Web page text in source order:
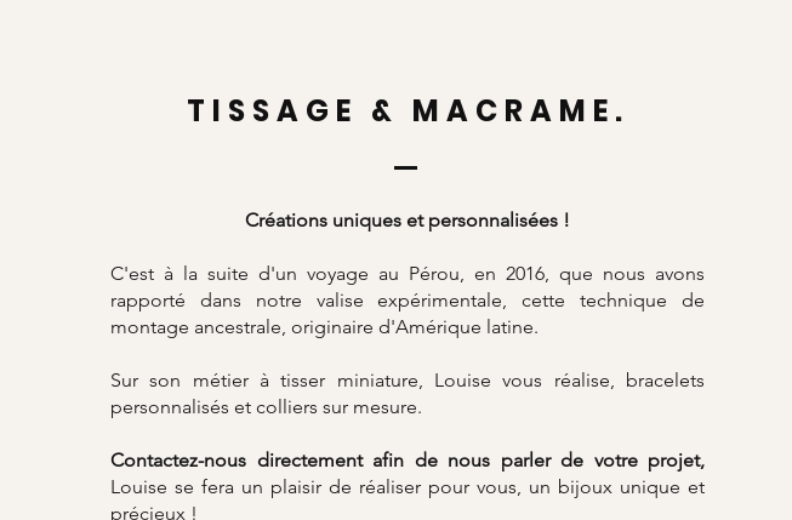
TISSAGE & MACRAME.
Créations uniques et personnalisées !
C'est à la suite d'un voyage au Pérou, en 2016, que nous avons
rapporté dans notre valise expérimentale, cette technique de
montage ancestrale, originaire d'Amérique latine.
Sur son métier à tisser miniature, Louise vous réalise, bracelets
personnalisés et colliers sur mesure.
Contactez-nous directement afin de nous parler de votre projet,
Louise se fera un plaisir de réaliser pour vous, un bijoux unique et
précieux !